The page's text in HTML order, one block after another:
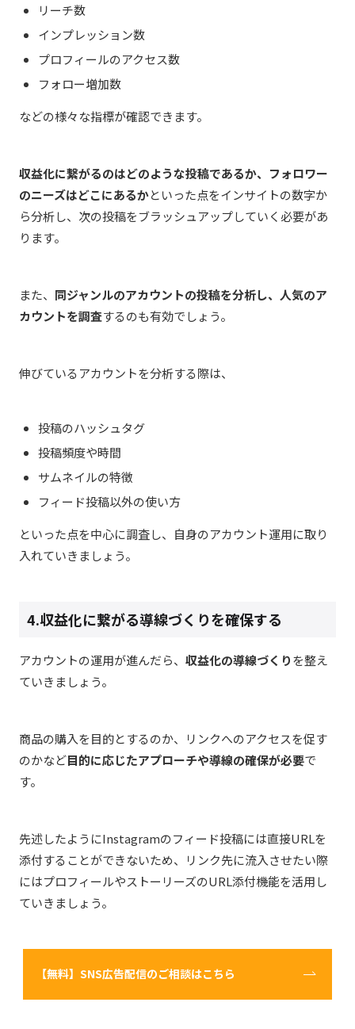
リーチ数
インプレッション数
プロフィールのアクセス数
フォロー増加数
などの様々な指標が確認できます。
収益化に繋がるのはどのような投稿であるか、フォロワー
のニーズはどこにあるかといった点をインサイトの数字か
ら分析し、次の投稿をブラッシュアップしていく必要があ
ります。
また、 同ジャンルのアカウントの投稿を分析し、人気のア
カウントを調査するのも有効でしょう。
伸びているアカウントを分析する際は、
投稿のハッシュタグ
投稿頻度や時間
サムネイルの特徴
フィード投稿以外の使い方
といった点を中心に調査し、自身のアカウント運用に取り
入れていきましょう。
4.収益化に繋がる導線づくりを確保する
アカウントの運用が進んだら、 収益化の導線づくりを整え
ていきましょう。
商品の購入を目的とするのか、リンクへのアクセスを促す
のかなど目的に応じたアプローチや導線の確保が必要で
す。
先述したようにInstagramのフィード投稿には直接URLを
添付することができないため、リンク先に流入させたい際
にはプロフィールやストーリーズのURL添付機能を活用し
ていきましょう。
【無料】SNS広告配信のご相談はこちら